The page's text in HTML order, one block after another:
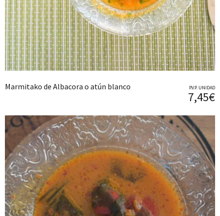
Marmitako de Albacora o atún blanco P.V.P. UNIDAD
7,45€